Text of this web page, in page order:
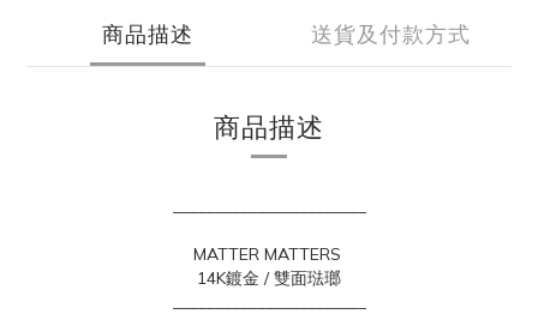
商品描述 送貨及付款方式
商品描述
MATTER MATTERS
14K鍍金 / 雙面琺瑯